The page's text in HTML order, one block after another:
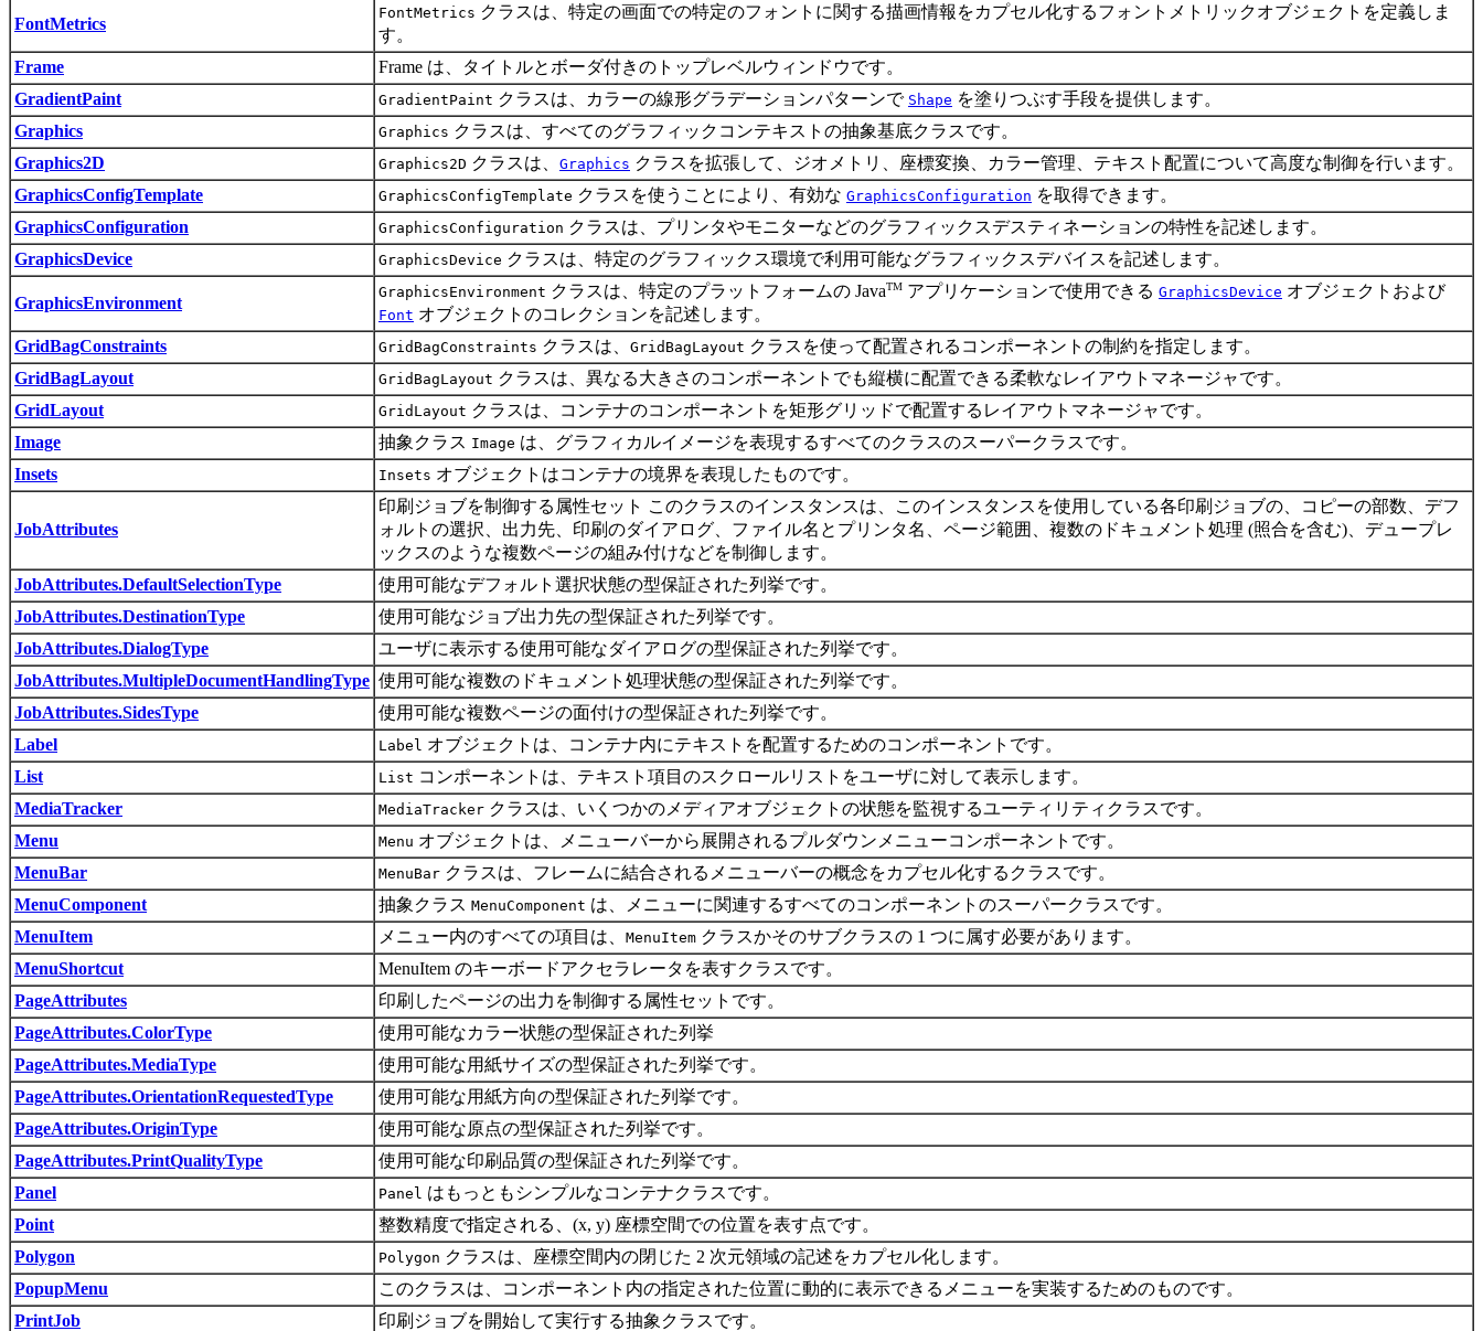
FontMetrics
FontMetrics クラスは、特定の画面での特定のフォントに関する描画情報をカプセル化するフォントメトリックオブジェクトを定義しま
す。
Frame
Frame は、タイトルとボーダ付きのトップレベルウィンドウです。
GradientPaint
GradientPaint クラスは、カラーの線形グラデーションパターンで Shape を塗りつぶす手段を提供します。
Graphics
Graphics クラスは、すべてのグラフィックコンテキストの抽象基底クラスです。
Graphics2D
Graphics2D クラスは、 Graphics クラスを拡張して、ジオメトリ、座標変換、カラー管理、テキスト配置について高度な制御を行います。
GraphicsConfigTemplate
GraphicsConfigTemplate クラスを使うことにより、有効な GraphicsConfiguration を取得できます。
GraphicsConfiguration
GraphicsConfiguration クラスは、プリンタやモニターなどのグラフィックスデスティネーションの特性を記述します。
GraphicsDevice
GraphicsDevice クラスは、特定のグラフィックス環境で利用可能なグラフィックスデバイスを記述します。
GraphicsEnvironment
GraphicsEnvironment クラスは、特定のプラットフォームの JavaTM アプリケーションで使用できる GraphicsDevice オブジェクトおよび
Font オブジェクトのコレクションを記述します。
GridBagConstraints
GridBagConstraints クラスは、 GridBagLayout クラスを使って配置されるコンポーネントの制約を指定します。
GridBagLayout
GridBagLayout クラスは、異なる大きさのコンポーネントでも縦横に配置できる柔軟なレイアウトマネージャです。
GridLayout
GridLayout クラスは、コンテナのコンポーネントを矩形グリッドで配置するレイアウトマネージャです。
Image
抽象クラス Image は、グラフィカルイメージを表現するすべてのクラスのスーパークラスです。
Insets
Insets オブジェクトはコンテナの境界を表現したものです。
JobAttributes
印刷ジョブを制御する属性セット このクラスのインスタンスは、このインスタンスを使用している各印刷ジョブの、コピーの部数、デフ
ォルトの選択、出力先、印刷のダイアログ、ファイル名とプリンタ名、ページ範囲、複数のドキュメント処理 (照合を含む)、デュープレ
ックスのような複数ページの組み付けなどを制御します。
JobAttributes.DefaultSelectionType
使用可能なデフォルト選択状態の型保証された列挙です。
JobAttributes.DestinationType
使用可能なジョブ出力先の型保証された列挙です。
JobAttributes.DialogType
ユーザに表示する使用可能なダイアログの型保証された列挙です。
JobAttributes.MultipleDocumentHandlingType 使用可能な複数のドキュメント処理状態の型保証された列挙です。
JobAttributes.SidesType
使用可能な複数ページの面付けの型保証された列挙です。
Label
Label オブジェクトは、コンテナ内にテキストを配置するためのコンポーネントです。
List
List コンポーネントは、テキスト項目のスクロールリストをユーザに対して表示します。
MediaTracker
MediaTracker クラスは、いくつかのメディアオブジェクトの状態を監視するユーティリティクラスです。
Menu
Menu オブジェクトは、メニューバーから展開されるプルダウンメニューコンポーネントです。
MenuBar
MenuBar クラスは、フレームに結合されるメニューバーの概念をカプセル化するクラスです。
MenuComponent
抽象クラス MenuComponent は、メニューに関連するすべてのコンポーネントのスーパークラスです。
MenuItem
メニュー内のすべての項目は、 MenuItem クラスかそのサブクラスの 1 つに属す必要があります。
MenuShortcut
MenuItem のキーボードアクセラレータを表すクラスです。
PageAttributes
印刷したページの出力を制御する属性セットです。
PageAttributes.ColorType
使用可能なカラー状態の型保証された列挙
PageAttributes.MediaType
使用可能な用紙サイズの型保証された列挙です。
PageAttributes.OrientationRequestedType
使用可能な用紙方向の型保証された列挙です。
PageAttributes.OriginType
使用可能な原点の型保証された列挙です。
PageAttributes.PrintQualityType
使用可能な印刷品質の型保証された列挙です。
Panel
Panel はもっともシンプルなコンテナクラスです。
Point
整数精度で指定される、(x, y) 座標空間での位置を表す点です。
Polygon
Polygon クラスは、座標空間内の閉じた 2 次元領域の記述をカプセル化します。
PopupMenu
このクラスは、コンポーネント内の指定された位置に動的に表示できるメニューを実装するためのものです。
PrintJob
印刷ジョブを開始して実行する抽象クラスです。